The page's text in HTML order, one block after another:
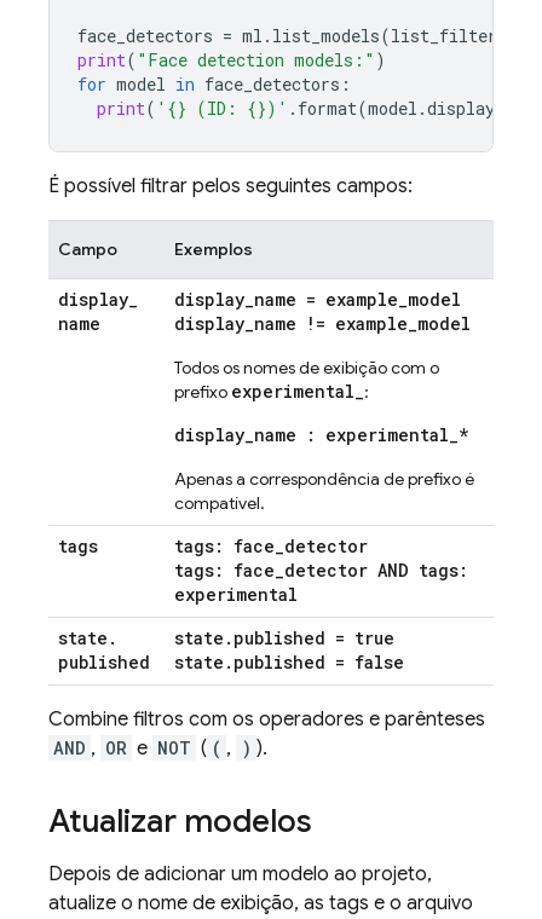
face_detectors = ml . list_models(list_filter
print( "Face detection models:" )
for model in face_detectors :
print( ' {} (ID: {})' . format(model .
É possível filtrar pelos seguintes campos:
Campo Exemplos
display_
name
display_name = example_model
display_name != example_model
Todos os nomes de exibição com o
prefixo experimental_:
display_name : experimental_*
Apenas a correspondência de prefixo é
compatível.
tags tags: face_detector
tags: face_detector AND tags:
experimental
state .
published
state . published = true
state . published = false
Combine filtros com os operadores e parênteses
AND , OR e NOT ( ( , ) ).
Atualizar modelos
Depois de adicionar um modelo ao projeto,
atualize o nome de exibição, as tags e o arquivo